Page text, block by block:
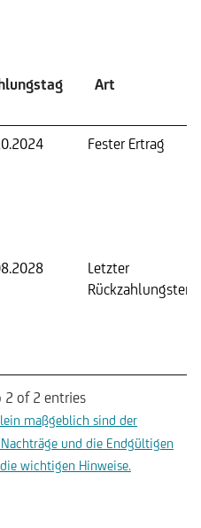
Art
Fester Ertrag
Letzter
2 of 2 entries
maßgeblich sind der
und die Endgültigen
wichtigen Hinweise.